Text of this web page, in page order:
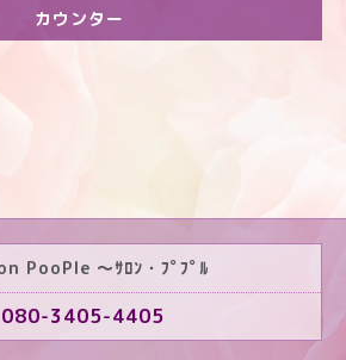
カウンター
PooPle ～ｻﾛﾝ・ﾌﾟﾌﾟﾙ
080-3405-4405